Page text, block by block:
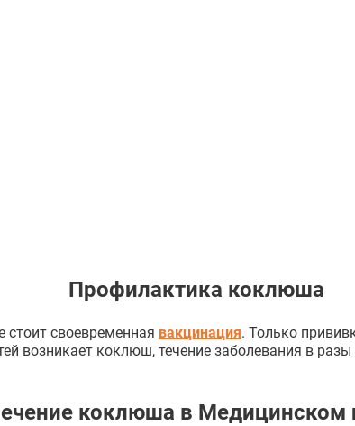
Профилактика коклюша
стоит своевременная вакцинация. Только
возникает коклюш, течение заболевания в
коклюша в Медицинском